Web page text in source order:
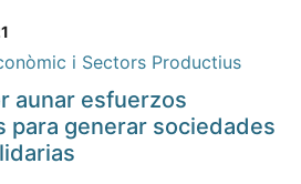
i Sectors Productius
aunar esfuerzos
para generar sociedades